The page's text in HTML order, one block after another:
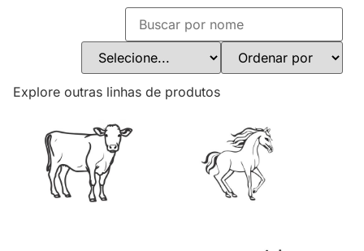
Explore outras linhas de produtos